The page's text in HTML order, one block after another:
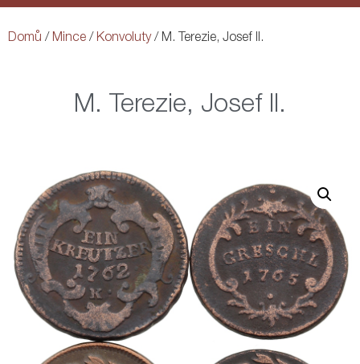
Domů / Mince / Konvoluty/ M. Terezie, Josef II.
M. Terezie, Josef II.